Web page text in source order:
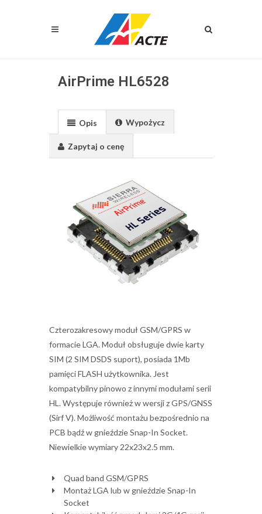
AirPrime HL6528
Opis Wypożycz
Zapytaj o cenę
Czterozakresowy moduł GSM/GPRS w
formacie LGA. Moduł obsługuje dwie karty
SIM (2 SIM DSDS suport), posiada 1Mb
pamięci FLASH użytkownika. Jest
kompatybilny pinowo z innymi modułami serii
HL. Występuje również w wersji z GPS/GNSS
(Sirf V). Możliwość montażu bezpośrednio na
PCB bądź w gnieździe Snap-In Socket.
Niewielkie wymiary 22x23x2.5 mm.
Quad band GSM/GPRS
Montaż LGA lub w gnieździe Snap-In
Socket